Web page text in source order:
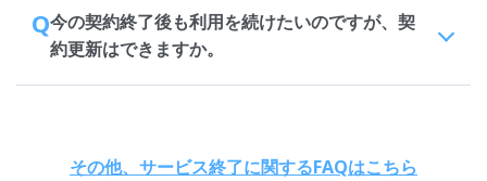
Q今の契約終了後も利用を続けたいのですが、契
約更新はできますか。
その他、サービス終了に関するFAQはこちら